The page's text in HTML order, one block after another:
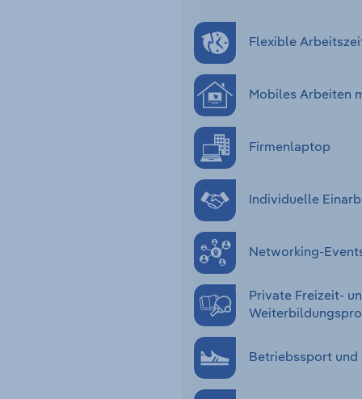
Flexible
Mobiles Arbeiten
Firmenlaptop
Individuelle
Networking-
Private Freizeit-
Betriebssport und